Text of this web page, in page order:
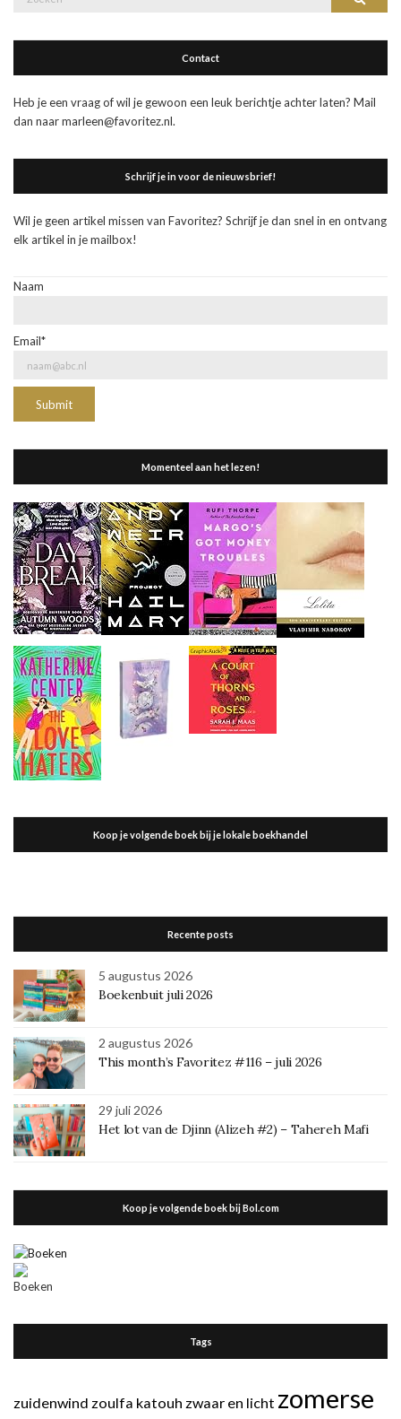
Contact
Heb je een vraag of wil je gewoon een leuk berichtje achter laten? Mail
dan naar marleen@favoritez.nl.
Schrijf je in voor de nieuwsbrief!
Wil je geen artikel missen van Favoritez? Schrijf je dan snel in en ontvang
elk artikel in je mailbox!
Naam
Email*
Momenteel aan het lezen!
Koop je volgende boek bij je lokale boekhandel
Recente posts
5 augustus 2026
Boekenbuit juli 2026
2 augustus 2026
This month’s Favoritez #116 – juli 2026
29 juli 2026
Het lot van de Djinn (Alizeh #2) – Tahereh Mafi
Koop je volgende boek bij Bol.com
Tags
zuidenwind zoulfa katouh zwaar en licht zomerse